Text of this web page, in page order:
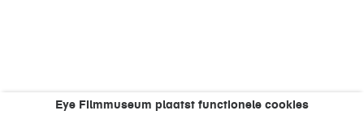
Eye Filmmuseum plaatst functionele cookies